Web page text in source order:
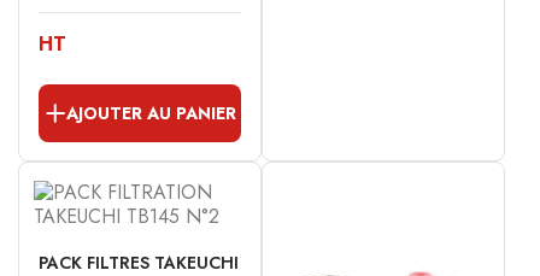
HT
AJOUTER AU PANIER
PACK FILTRES TAKEUCHI